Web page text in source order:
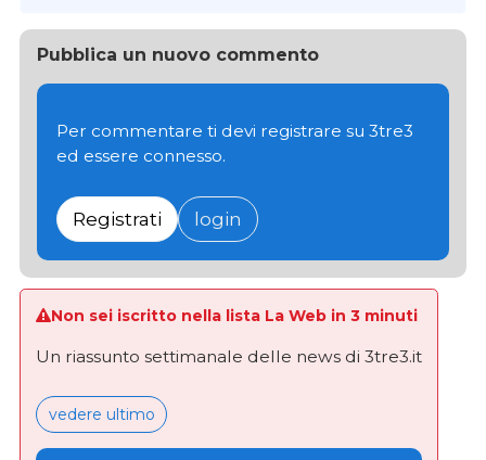
Pubblica un nuovo commento
Per commentare ti devi registrare su 3tre3
ed essere connesso.
Registrati login
Non sei iscritto nella lista La Web in 3 minuti
Un riassunto settimanale delle news di 3tre3.it
vedere ultimo